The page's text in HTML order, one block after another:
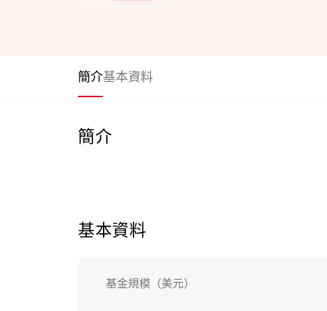
簡介基本資料
簡介
基本資料
基金規模（美元）